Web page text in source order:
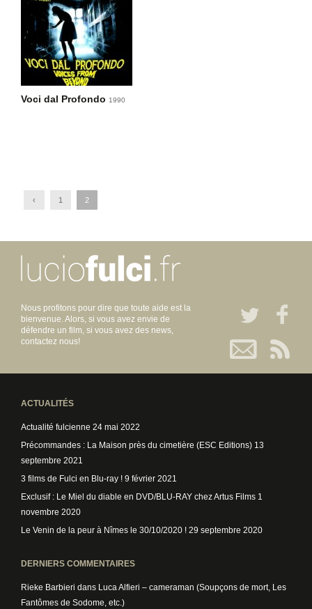
Voci dal Profondo 1990
‹ 1 2
Nous profitons pour dire que toute aide est la
bienvenue. Alors, si vous avez envie de
défendre un film, si vous avez des news,
contactez nous!
ACTUALITÉS
Actualité fulcienne 24 mai 2022
Précommandes : La Maison près du cimetière (ESC Editions) 13
septembre 2021
3 films de Fulci en Blu-ray ! 9 février 2021
Exclusif : Le Miel du diable en DVD/BLU-RAY chez Artus Films 1
novembre 2020
Le Venin de la peur à Nîmes le 30/10/2020 ! 29 septembre 2020
DERNIERS COMMENTAIRES
Rieke Barbieri dans Luca Alfieri – cameraman (Soupçons de mort, Les
Fantômes de Sodome, etc.)